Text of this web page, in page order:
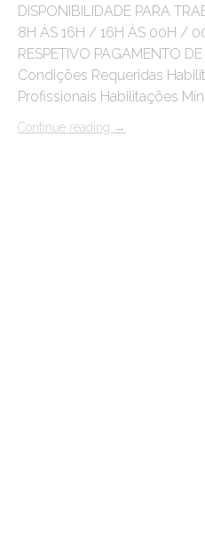
DISPONIBILIDADE PARA
8H ÀS 16H / 16H ÀS 00H /
RESPETIVO PAGAMENTO
Condições Requeridas
Profissionais Habilitações
Continue reading →